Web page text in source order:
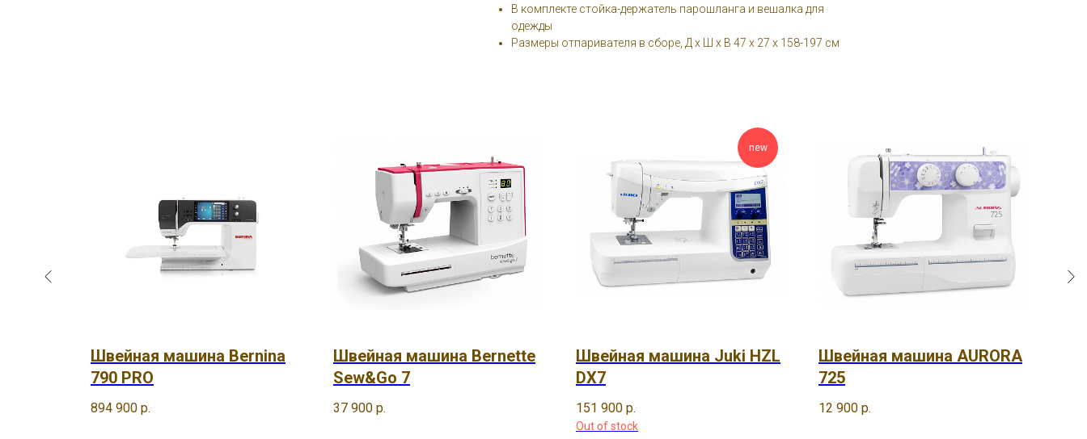
В комплекте стойка-держатель парошланга и вешалка для
одежды
Размеры отпаривателя в сборе, Д х Ш х В 47 x 27 x 158-197 см
Швейная машина Bernina
790 PRO
894 900 р.
Швейная машина Bernette
Sew&Go 7
37 900 р.
new
Швейная машина Juki HZL
DX7
151 900 р.
Out of stock
Швейная машина AURORA
725
12 900 р.